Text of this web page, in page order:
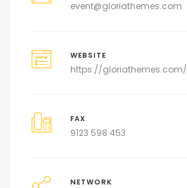
event@gloriathemes.com
WEBSITE
https://gloriathemes.com/
FAX
9123 598 453
NETWORK